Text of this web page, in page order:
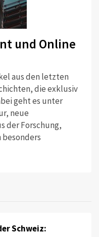
und Online
aus den letzten
die exklusiv
geht es unter
neue
der Forschung,
Schweiz: